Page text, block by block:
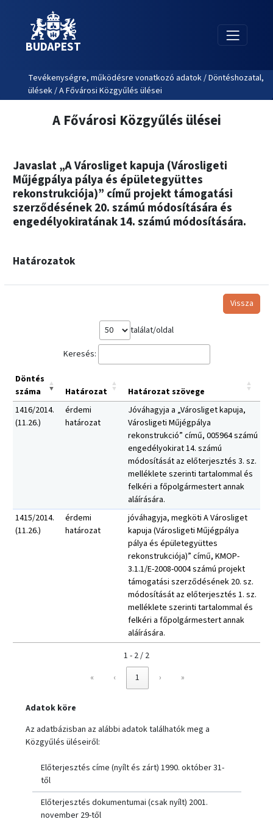
BUDAPEST
Tevékenységre, működésre vonatkozó adatok / Döntéshozatal,
ülések / A Fővárosi Közgyűlés ülései
A Fővárosi Közgyűlés ülései
Javaslat „A Városliget kapuja (Városligeti
Műjégpálya pálya és épületegyüttes
rekonstrukciója)” című projekt támogatási
szerződésének 20. számú módosítására és
engedélyokiratának 14. számú módosítására.
Határozatok
Vissza
találat/oldal
Keresés:
Döntés
száma
Határozat
Határozat szövege
1416/2014.
(11.26.)
érdemi
határozat
Jóváhagyja a „Városliget kapuja,
Városligeti Műjégpálya
rekonstrukció” című, 005964 számú
engedélyokirat 14. számú
módosítását az előterjesztés 3. sz.
melléklete szerinti tartalommal és
felkéri a főpolgármestert annak
aláírására.
1415/2014.
(11.26.)
érdemi
határozat
jóváhagyja, megköti A Városliget
kapuja (Városligeti Műjégpálya
pálya és épületegyüttes
rekonstrukciója)” című, KMOP-
3.1.1/E-2008-0004 számú projekt
támogatási szerződésének 20. sz.
módosítását az előterjesztés 1. sz.
melléklete szerinti tartalommal és
felkéri a főpolgármestert annak
aláírására.
1 - 2 / 2
«
‹ 1 › »
Adatok köre
Az adatbázisban az alábbi adatok találhatók meg a
Közgyűlés üléseiről:
Előterjesztés címe (nyílt és zárt) 1990. október 31-
től
Előterjesztés dokumentumai (csak nyílt) 2001.
november 29-től